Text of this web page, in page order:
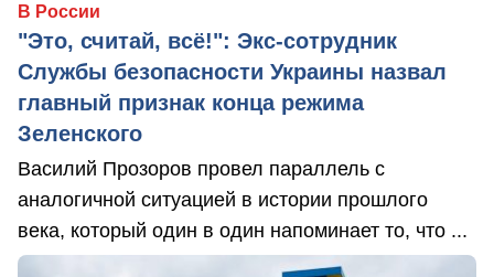
В России
"Это, считай, всё!": Экс-сотрудник
Службы безопасности Украины назвал
главный признак конца режима
Зеленского
Василий Прозоров провел параллель с
аналогичной ситуацией в истории прошлого
века, который один в один напоминает то, что ...